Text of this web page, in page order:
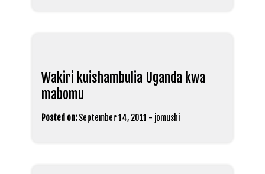
Wakiri kuishambulia Uganda kwa
mabomu
Posted on: September 14, 2011 - jomushi